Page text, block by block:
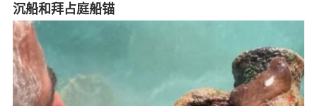
沉船和拜占庭船锚